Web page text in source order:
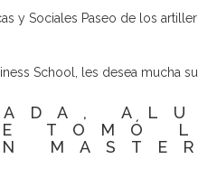
y Sociales Paseo de los
School, les desea mucha
TOMÓ